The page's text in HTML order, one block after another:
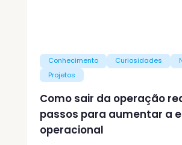
Conhecimento Curiosidades
Projetos
Como sair da operação
passos para aumentar a
operacional